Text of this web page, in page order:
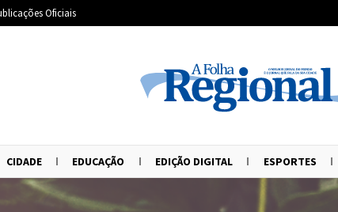
Oficiais
CIDADE EDUCAÇÃO EDIÇÃO DIGITAL ESPORTES